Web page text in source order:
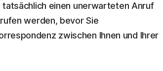
tatsächlich einen unerwarteten Anruf
werden, bevor Sie
zwischen Ihnen und Ihrer